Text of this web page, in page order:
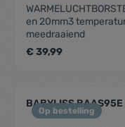
en 20mm3
meedraaiend
€ 39,99
Op bestelling
BABYLISS